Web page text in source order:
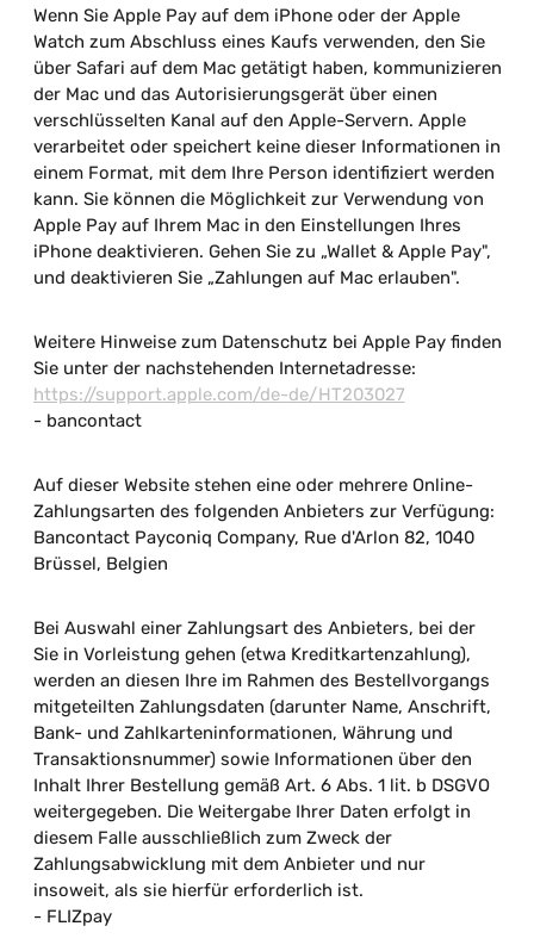
Wenn Sie Apple Pay auf dem iPhone oder der Apple
Watch zum Abschluss eines Kaufs verwenden, den Sie
über Safari auf dem Mac getätigt haben, kommunizieren
der Mac und das Autorisierungsgerät über einen
verschlüsselten Kanal auf den Apple-Servern. Apple
verarbeitet oder speichert keine dieser Informationen in
einem Format, mit dem Ihre Person identifiziert werden
kann. Sie können die Möglichkeit zur Verwendung von
Apple Pay auf Ihrem Mac in den Einstellungen Ihres
iPhone deaktivieren. Gehen Sie zu „Wallet & Apple Pay",
und deaktivieren Sie „Zahlungen auf Mac erlauben".
Weitere Hinweise zum Datenschutz bei Apple Pay finden
Sie unter der nachstehenden Internetadresse:
https://support.apple.com/de-de/HT203027
- bancontact
Auf dieser Website stehen eine oder mehrere Online-
Zahlungsarten des folgenden Anbieters zur Verfügung:
Bancontact Payconiq Company, Rue d'Arlon 82, 1040
Brüssel, Belgien
Bei Auswahl einer Zahlungsart des Anbieters, bei der
Sie in Vorleistung gehen (etwa Kreditkartenzahlung),
werden an diesen Ihre im Rahmen des Bestellvorgangs
mitgeteilten Zahlungsdaten (darunter Name, Anschrift,
Bank- und Zahlkarteninformationen, Währung und
Transaktionsnummer) sowie Informationen über den
Inhalt Ihrer Bestellung gemäß Art. 6 Abs. 1 lit. b DSGVO
weitergegeben. Die Weitergabe Ihrer Daten erfolgt in
diesem Falle ausschließlich zum Zweck der
Zahlungsabwicklung mit dem Anbieter und nur
insoweit, als sie hierfür erforderlich ist.
- FLIZpay